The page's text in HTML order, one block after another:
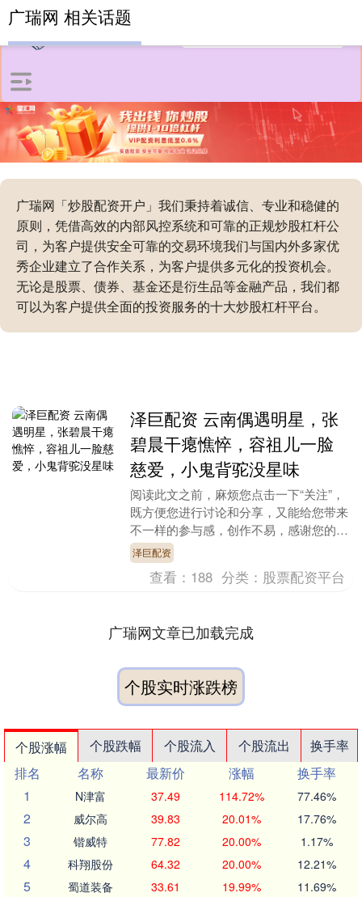
广瑞网「炒股配资开户」我们秉持着诚信、专业和稳健的
原则，凭借高效的内部风控系统和可靠的正规炒股杠杆公
司，为客户提供安全可靠的交易环境我们与国内外多家优
秀企业建立了合作关系，为客户提供多元化的投资机会。
无论是股票、债券、基金还是衍生品等金融产品，我们都
可以为客户提供全面的投资服务的十大炒股杠杆平台。
广瑞网 相关话题
泽巨配资 云南偶遇明星，张
碧晨干瘪憔悴，容祖儿一脸
慈爱，小鬼背驼没星味
阅读此文之前，麻烦您点击一下“关注”，
既方便您进行讨论和分享，又能给您带来
不一样的参与感，创作不易，感谢您的支
持。 今天有网友在云南西双版纳古城逛
街时，意外碰到....
泽巨配资
查看： 188 分类： 股票配资平台
广瑞网文章已加载完成
个股实时涨跌榜
个股涨幅 个股跌幅 个股流入 个股流出
换手率
排名
名称 最新价 涨幅
换手率
1
N津富 37.49 114.72% 77.46%
2 威尔高 39.83 20.01% 17.76%
3 锴威特 77.82 20.00% 1.17%
4 科翔股份 64.32 20.00% 12.21%
5 蜀道装备 33.61 19.99% 11.69%